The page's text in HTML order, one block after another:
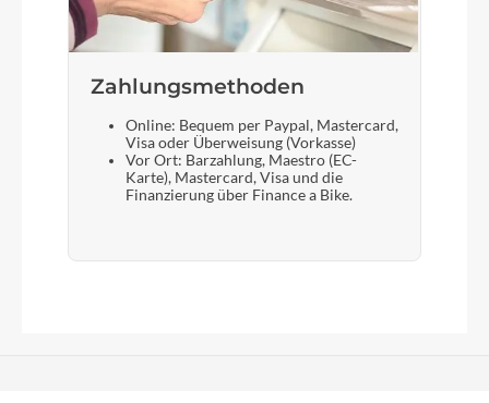
Zahlungsmethoden
Online: Bequem per Paypal, Mastercard,
Visa oder Überweisung (Vorkasse)
Vor Ort: Barzahlung, Maestro (EC-
Karte), Mastercard, Visa und die
Finanzierung über Finance a Bike.